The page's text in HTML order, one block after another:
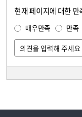
현재 페이지에 대한
매우만족 만족